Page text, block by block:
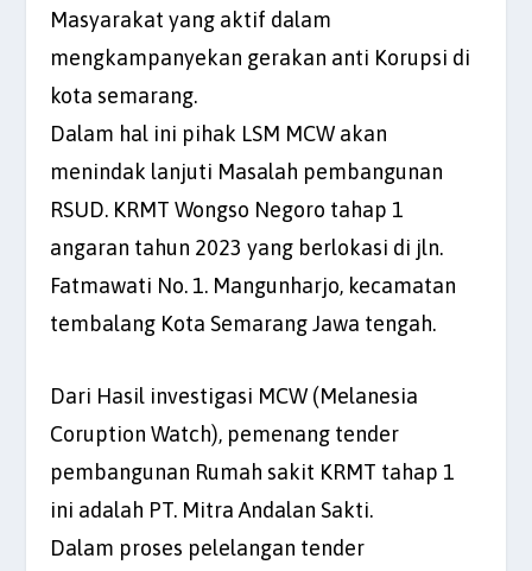
Masyarakat yang aktif dalam
mengkampanyekan gerakan anti Korupsi di
kota semarang.
Dalam hal ini pihak LSM MCW akan
menindak lanjuti Masalah pembangunan
RSUD. KRMT Wongso Negoro tahap 1
angaran tahun 2023 yang berlokasi di jln.
Fatmawati No. 1. Mangunharjo, kecamatan
tembalang Kota Semarang Jawa tengah.
Dari Hasil investigasi MCW (Melanesia
Coruption Watch), pemenang tender
pembangunan Rumah sakit KRMT tahap 1
ini adalah PT. Mitra Andalan Sakti.
Dalam proses pelelangan tender